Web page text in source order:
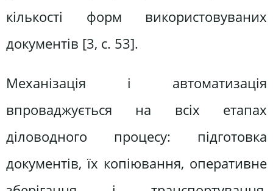
кількості форм використовуваних
документів [3, c. 53].
Механізація і автоматизація
впроваджується на всіх етапах
діловодного процесу: підготовка
документів, їх копіювання, оперативне